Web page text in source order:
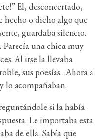
El, desconcertado,
hecho o dicho algo que
guardaba silencio.
una chica muy
Al irse la llevaba
sus poesías…Ahora a
lo acompañaban.
si la había
Le importaba esta
de ella. Sabía que